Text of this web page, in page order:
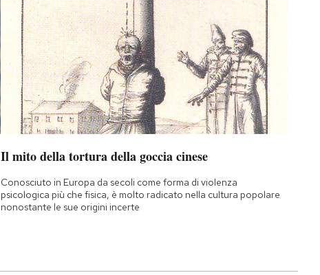
Il mito della tortura della goccia cinese
Conosciuto in Europa da secoli come forma di violenza
psicologica più che fisica, è molto radicato nella cultura popolare
nonostante le sue origini incerte